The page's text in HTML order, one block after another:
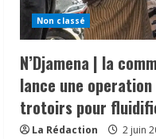
Non classé
N’Djamena | la
lance une
trotoirs pour
La Rédaction 2 juin